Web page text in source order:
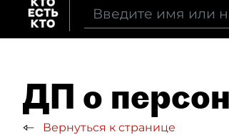
ДП о
Вернуться к странице